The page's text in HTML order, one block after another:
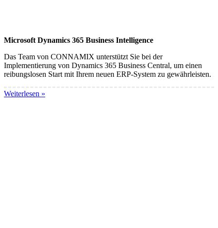
Microsoft Dynamics 365 Business Intelligence
Das Team von CONNAMIX unterstützt Sie bei der
Implementierung von Dynamics 365 Business Central, um einen
reibungslosen Start mit Ihrem neuen ERP-System zu gewährleisten.
Weiterlesen »